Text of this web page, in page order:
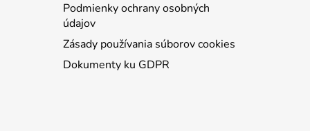
Podmienky ochrany osobných
údajov
Zásady používania súborov cookies
Dokumenty ku GDPR